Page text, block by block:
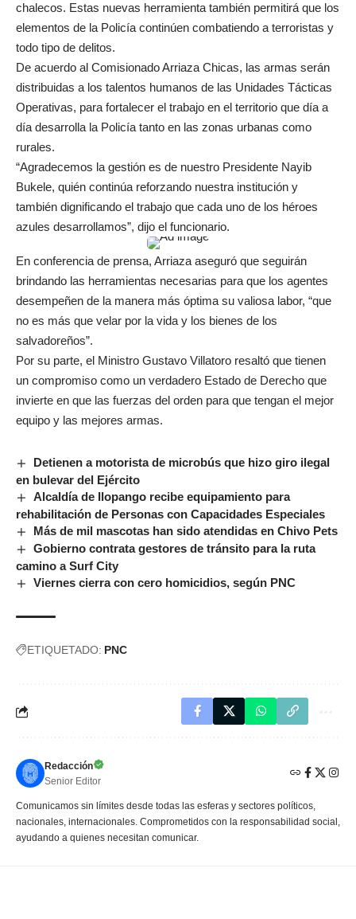
chalecos. Estas nuevas herramienta también permitirá que los
elementos de la Policía continúen combatiendo a terroristas y
todo tipo de delitos.
De acuerdo al Comisionado Arriaza Chicas, las armas serán
distribuidas a los talentos humanos de las Unidades Tácticas
Operativas, para fortalecer el trabajo en el territorio que día a
día desarrolla la Policía tanto en las zonas urbanas como
rurales.
“Agradecemos la gestión es de nuestro Presidente Nayib
Bukele, quién continúa reforzando nuestra institución y
también dignificando el trabajo que cada uno de los héroes
azules desarrollamos”, dijo el funcionario.
En conferencia de prensa, Arriaza aseguró que seguirán
brindando las herramientas necesarias para que los agentes
desempeñen de la manera más óptima su valiosa labor, “que
no es más que velar por la vida y los bienes de los
salvadoreños”.
Por su parte, el Ministro Gustavo Villatoro resaltó que tienen
un compromiso como un verdadero Estado de Derecho que
invierte en que las fuerzas del orden para que tengan el mejor
equipo y las mejores armas.
Detienen a motorista de microbús que hizo giro ilegal
en bulevar del Ejército
Alcaldía de Ilopango recibe equipamiento para
rehabilitación de Personas con Capacidades Especiales
Más de mil mascotas han sido atendidas en Chivo Pets
Gobierno contrata gestores de tránsito para la ruta
camino a Surf City
Viernes cierra con cero homicidios, según PNC
ETIQUETADO: PNC
Redacción
Senior Editor
Comunicamos sin límites desde todas las esferas y sectores políticos,
nacionales, internacionales. Comprometidos con la responsabilidad social,
ayudando a quienes necesitan comunicar.